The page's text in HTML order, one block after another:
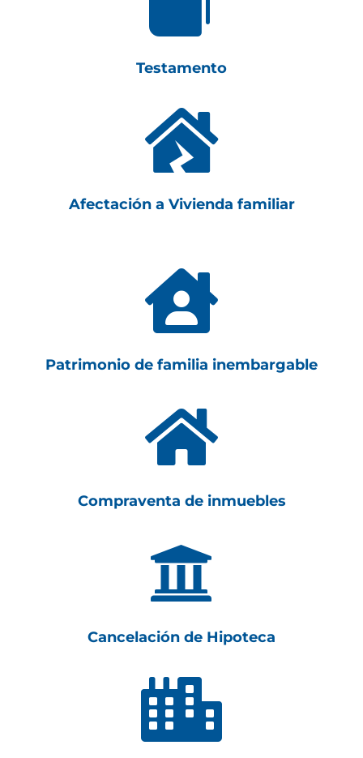
Testamento

Afectación a Vivienda familiar

Patrimonio de familia inembargable

Compraventa de inmuebles

Cancelación de Hipoteca
